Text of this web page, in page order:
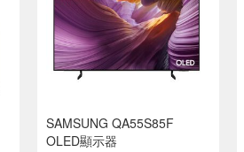
SAMSUNG QA55S85F
OLED顯示器